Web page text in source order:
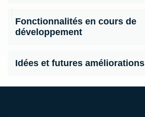
Fonctionnalités en cours de
développement
Idées et futures améliorations